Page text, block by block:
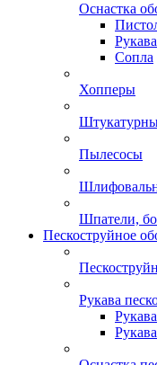
Оснастка
Рукава
Сопла
Хопперы
Пылесосы
Шпатели,
Пескоструйное
Рукава